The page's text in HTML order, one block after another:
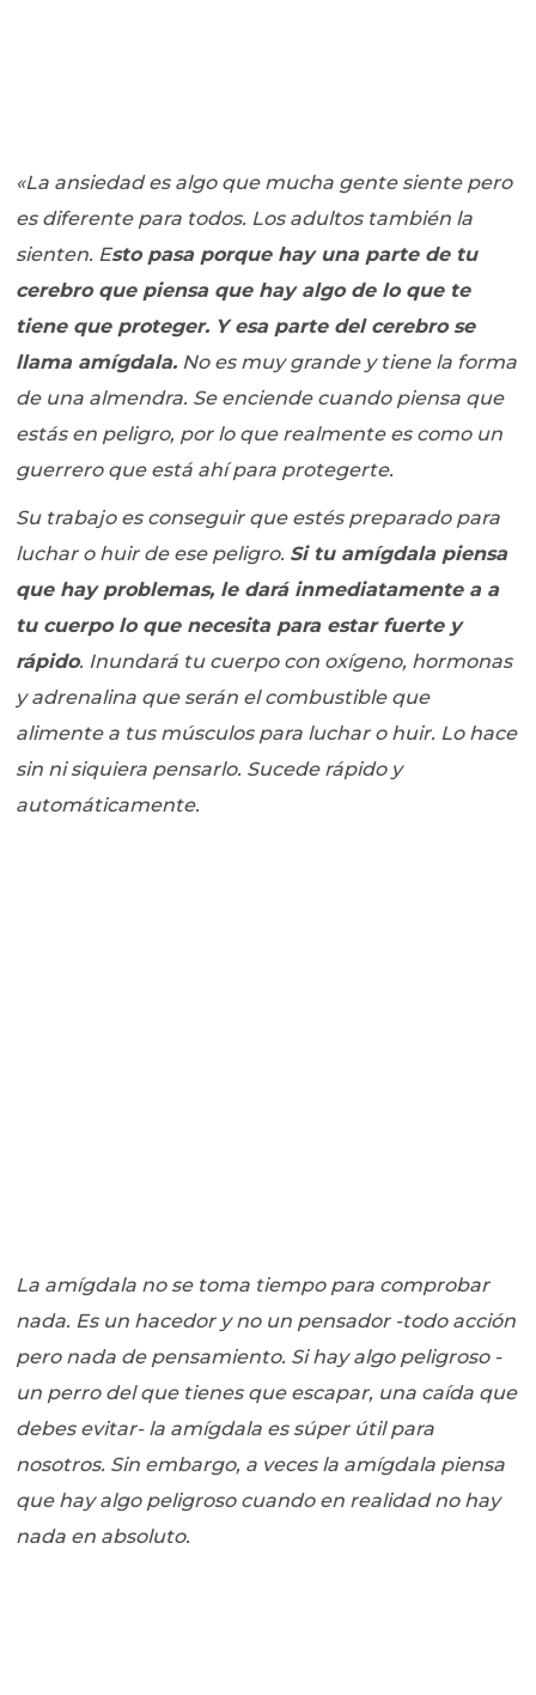
«La ansiedad es algo que mucha gente siente pero
es diferente para todos. Los adultos también la
sienten. Esto pasa porque hay una parte de tu
cerebro que piensa que hay algo de lo que te
tiene que proteger. Y esa parte del cerebro se
llama amígdala. No es muy grande y tiene la forma
de una almendra. Se enciende cuando piensa que
estás en peligro, por lo que realmente es como un
guerrero que está ahí para protegerte.
Su trabajo es conseguir que estés preparado para
luchar o huir de ese peligro. Si tu amígdala piensa
que hay problemas, le dará inmediatamente a a
tu cuerpo lo que necesita para estar fuerte y
rápido. Inundará tu cuerpo con oxígeno, hormonas
y adrenalina que serán el combustible que
alimente a tus músculos para luchar o huir. Lo hace
sin ni siquiera pensarlo. Sucede rápido y
automáticamente.
La amígdala no se toma tiempo para comprobar
nada. Es un hacedor y no un pensador -todo acción
pero nada de pensamiento. Si hay algo peligroso -
un perro del que tienes que escapar, una caída que
debes evitar- la amígdala es súper útil para
nosotros. Sin embargo, a veces la amígdala piensa
que hay algo peligroso cuando en realidad no hay
nada en absoluto.